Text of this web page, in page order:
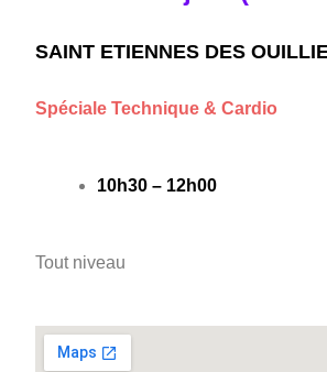
SAINT ETIENNES DES
Spéciale Technique & Cardio
10h30 – 12h00
Tout niveau